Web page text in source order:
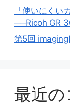
「使いにくい
──Ricoh GR
第5回
最近の